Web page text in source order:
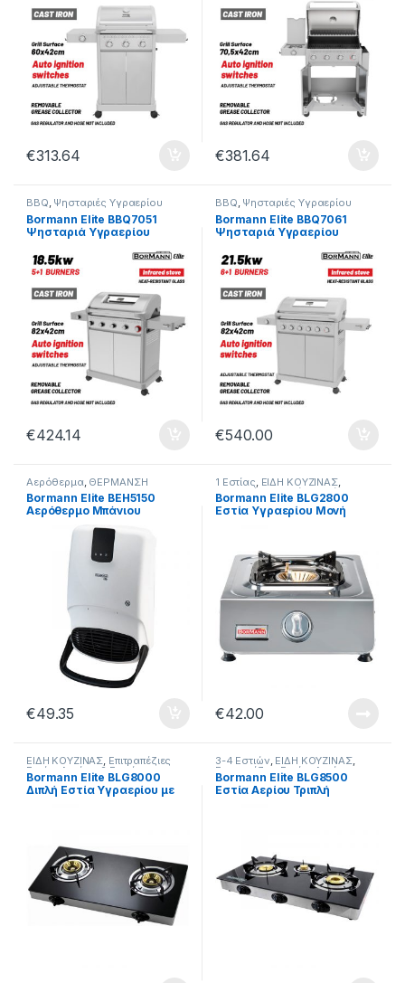
€313.64 €381.64
BBQ, Ψησταριές Υγραερίου
Bormann Elite BBQ7051
Ψησταριά Υγραερίου
Μαντεμένια Σχάρα Luxury
Type 084235
€424.14
BBQ, Ψησταριές Υγραερίου
Bormann Elite BBQ7061
Ψησταριά Υγραερίου
Μαντεμένια Σχάρα Luxury
Type 084242
€540.00
Αερόθερμα, ΘΕΡΜΑΝΣΗ
Bormann Elite BEH5150
Αερόθερμο Μπάνιου
€49.35
1 Εστίας ΕΙΔΗ ΚΟΥΖΙΝΑΣ,
Επιτραπέζιες Εστίες Αερίου
Bormann Elite BLG2800
Εστία Υγραερίου Μονή
€42.00
ΕΙΔΗ ΚΟΥΖΙΝΑΣ, Επιτραπέζιες
Εστίες Αερίου, 2 Εστιών
Bormann Elite BLG8000
Διπλή Εστία Υγραερίου με
3-4 Εστιών, ΕΙΔΗ ΚΟΥΖΙΝΑΣ,
Επιτραπέζιες Εστίες Αερίου
Bormann Elite BLG8500
Εστία Αερίου Τριπλή